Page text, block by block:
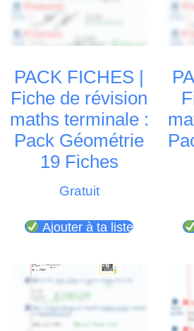
PACK FICHES |
Fiche de révision
maths terminale :
Pack Géométrie
19 Fiches
Gratuit
Ajouter à ta liste